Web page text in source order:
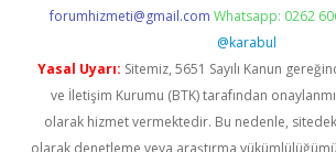
forumhizmeti@gmail.com Whatsapp: 0262
@karabul
Yasal Uyarı: Sitemiz, 5651 Sayılı Kanun
ve İletişim Kurumu (BTK) tarafından
olarak hizmet vermektedir. Bu nedenle,
olarak denetleme veya araştırma